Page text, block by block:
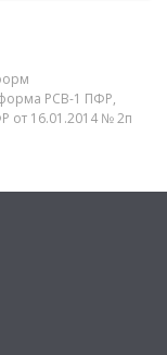
РСВ-1 ПФР,
от 16.01.2014 № 2п